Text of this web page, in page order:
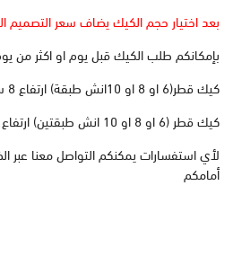
بعد اختيار حجم الكيك يضاف سعر التصميم
بإمكانكم طلب الكيك قبل يوم او اكثر من
كيك قطر(6 او 8 او 10انش طبقة) ارتفاع 8 سم
كيك قطر (6 او 8 او 10 انش طبقتين) ارتفاع 16 سم
لأي استفسارات يمكنكم التواصل معنا عبر
أمامكم